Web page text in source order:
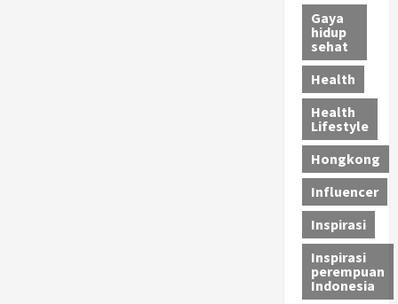
Gaya
hidup
sehat
Health
Health
Lifestyle
Hongkong
Influencer
Inspirasi
Inspirasi
perempuan
Indonesia